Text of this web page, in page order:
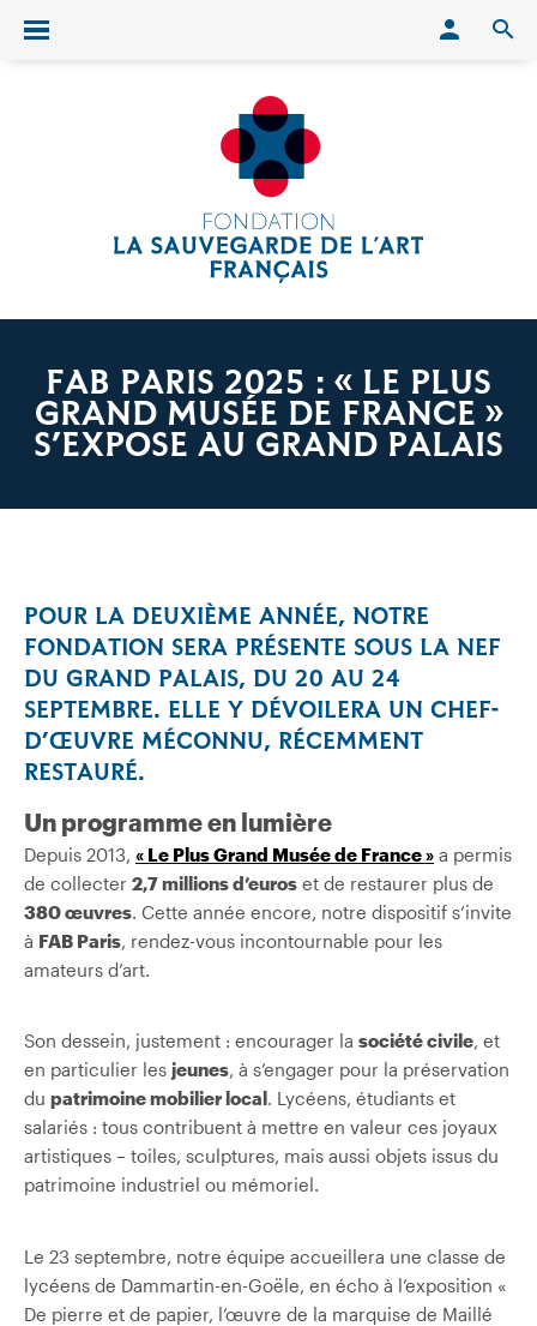
Ouvrir/fermer le menu
FAB PARIS 2025 : « LE PLUS
GRAND MUSÉE DE FRANCE »
S’EXPOSE AU GRAND PALAIS
POUR LA DEUXIÈME ANNÉE, NOTRE
FONDATION SERA PRÉSENTE SOUS LA NEF
DU GRAND PALAIS, DU 20 AU 24
SEPTEMBRE. ELLE Y DÉVOILERA UN CHEF-
D’ŒUVRE MÉCONNU, RÉCEMMENT
RESTAURÉ.
Un programme en lumière
Depuis 2013, « Le Plus Grand Musée de France » a permis
de collecter 2,7 millions d’euros et de restaurer plus de
380 œuvres. Cette année encore, notre dispositif s’invite
à FAB Paris, rendez-vous incontournable pour les
amateurs d’art.
Son dessein, justement : encourager la société civile, et
en particulier les jeunes, à s’engager pour la préservation
du patrimoine mobilier local . Lycéens, étudiants et
salariés : tous contribuent à mettre en valeur ces joyaux
artistiques – toiles, sculptures, mais aussi objets issus du
patrimoine industriel ou mémoriel.
Le 23 septembre, notre équipe accueillera une classe de
lycéens de Dammartin-en-Goële, en écho à l’exposition «
De pierre et de papier, l’œuvre de la marquise de Maillé